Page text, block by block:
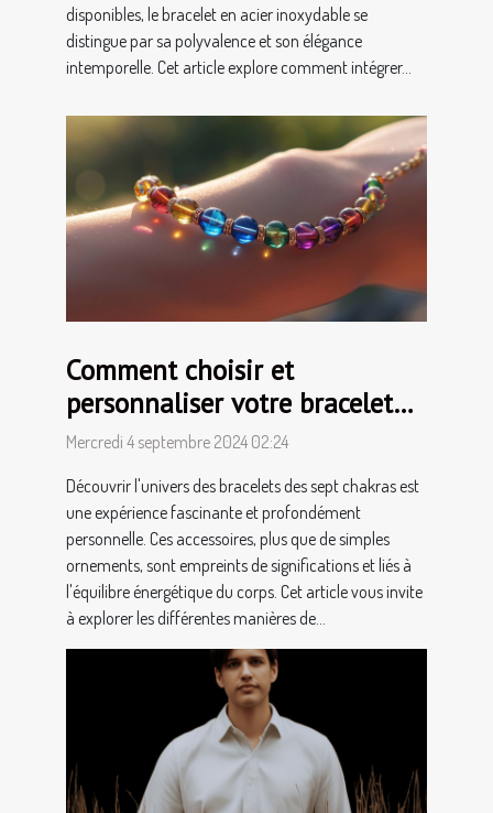
disponibles, le bracelet en acier inoxydable se
distingue par sa polyvalence et son élégance
intemporelle. Cet article explore comment intégrer...
Comment choisir et
personnaliser votre bracelet
des sept chakras
Mercredi 4 septembre 2024 02:24
Découvrir l'univers des bracelets des sept chakras est
une expérience fascinante et profondément
personnelle. Ces accessoires, plus que de simples
ornements, sont empreints de significations et liés à
l'équilibre énergétique du corps. Cet article vous invite
à explorer les différentes manières de...